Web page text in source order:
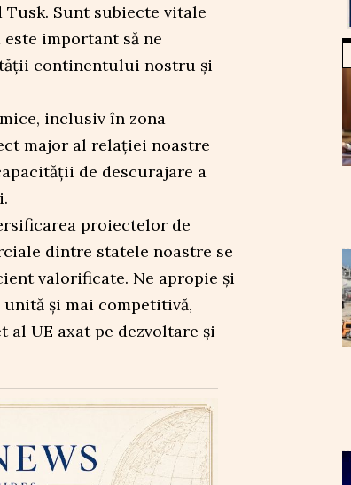
Sunt subiecte vitale
important să ne
continentului nostru și
inclusiv în zona
major al relației noastre
de descurajare a
proiectelor de
dintre statele noastre se
valorificate. Ne apropie și
și mai competitivă,
UE axat pe dezvoltare și